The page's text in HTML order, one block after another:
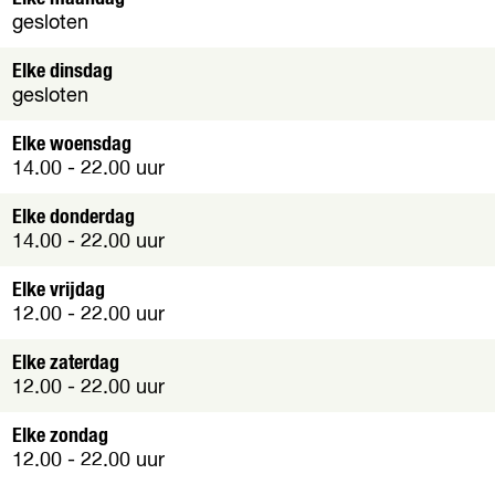
gesloten
Elke dinsdag
gesloten
Elke woensdag
14.00 - 22.00 uur
Elke donderdag
14.00 - 22.00 uur
Elke vrijdag
12.00 - 22.00 uur
Elke zaterdag
12.00 - 22.00 uur
Elke zondag
12.00 - 22.00 uur